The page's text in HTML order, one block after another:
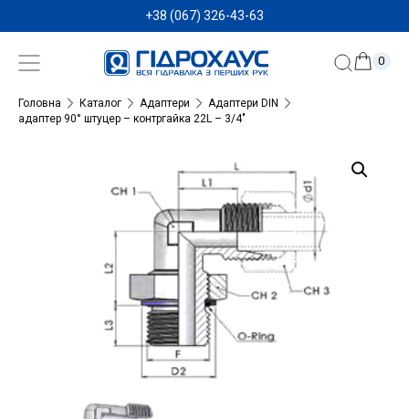
+38 (067) 326-43-63
0
Головна Каталог Адаптери
Адаптери DIN
адаптер 90° штуцер – контргайка 22L – 3/4″